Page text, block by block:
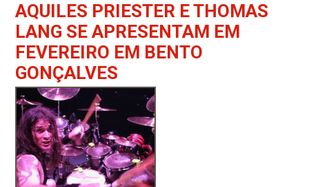
AQUILES PRIESTER E THOMAS
LANG SE APRESENTAM EM
FEVEREIRO EM BENTO
GONÇALVES